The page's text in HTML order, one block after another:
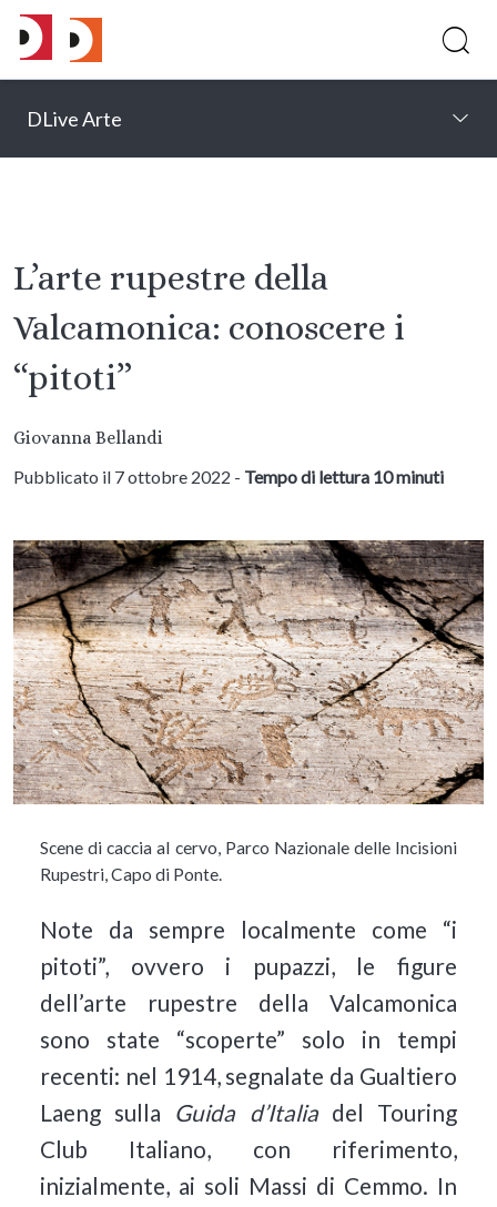
DLive Arte
L’arte rupestre della
Valcamonica: conoscere i
“pitoti”
Giovanna Bellandi
Pubblicato il 7 ottobre 2022 - Tempo di lettura 10 minuti
Scene di caccia al cervo, Parco Nazionale delle Incisioni
Rupestri, Capo di Ponte.
Note da sempre localmente come “i
pitoti”, ovvero i pupazzi, le figure
dell’arte rupestre della Valcamonica
sono state “scoperte” solo in tempi
recenti: nel 1914, segnalate da Gualtiero
Laeng sulla Guida d’Italiadel Touring
Club Italiano, con riferimento,
inizialmente, ai soli Massi di Cemmo. In